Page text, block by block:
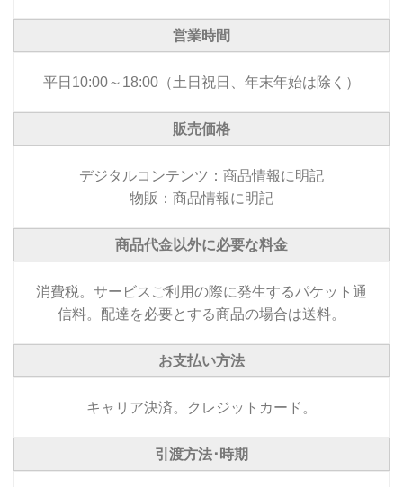
営業時間
平日10:00～18:00（土日祝日、年末年始は除く）
販売価格
デジタルコンテンツ：商品情報に明記
物販：商品情報に明記
商品代金以外に必要な料金
消費税。サービスご利用の際に発生するパケット通
信料。配達を必要とする商品の場合は送料。
お支払い方法
キャリア決済。クレジットカード。
引渡方法･時期